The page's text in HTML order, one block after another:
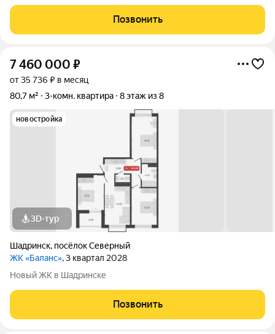
компанией УК "Развитие". Площадь квартиры 62,8 кв.м,
комнаты изолированные друг от друга, есть
Позвонить
7 460 000 ₽
от 35 736 ₽ в месяц
80,7 м²
3-комн. квартира 8 этаж из 8
новостройка
3D-тур
Шадринск, посёлок Северный
ЖК «Баланс», 3 квартал 2028
Новый ЖК в Шадринске
Позвонить